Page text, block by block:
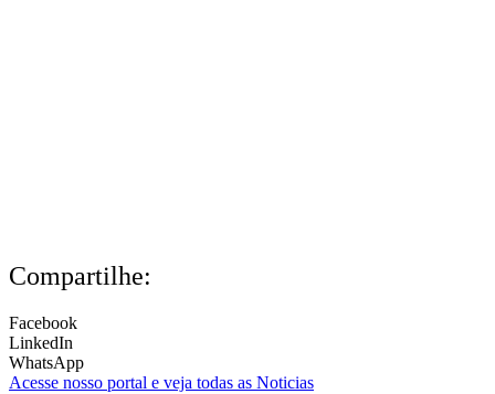
Compartilhe:
Facebook
LinkedIn
WhatsApp
Acesse nosso portal e veja todas as Noticias